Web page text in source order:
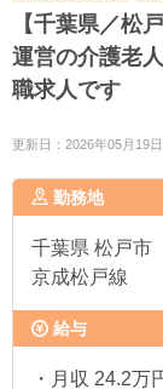
【千葉県／松
運営の介護老
職求人です
更新日：2026年05月19
勤務地
千葉県 松戸市
京成松戸線
給与
・月収 24.2